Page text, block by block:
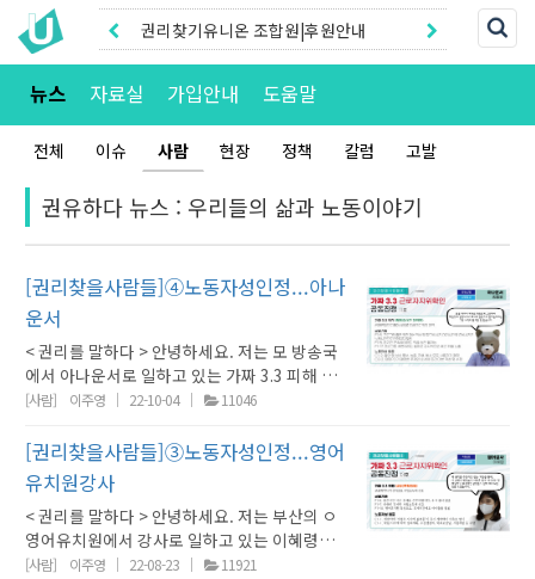
권리찾기유니온 조합원|후원안내
권리찾기센터 온라인신청|상담톡
뉴스 자료실 가입안내 도움말
전체 이슈 사람 현장 정책 칼럼 고발
권유하다 뉴스 : 우리들의 삶과 노동이야기
[권리찾을사람들]④노동자성인정...아나
운서
< 권리를 말하다 > 안녕하세요. 저는 모 방송국
에서 아나운서로 일하고 있는 가짜 3.3 피해 노
동자입니다. 지역 방송국에서 프리랜서로 아나
커, 라디오 DJ, 그리고 TV 프로그램 MC 등을 맡
아서 일을 했습니다. 제가 일하고 있는 회사는 시
간적으로 보면 정규직 아나운서들은 9to6로 일
을 하고 1시간 일찍 나오면 (1시간) 일찍 퇴근 1
시간 늦게 나오면 (1시간) 늦게 퇴근 이렇게 일을
하고요. 프리랜서들은 맡은 방송 2시간 전 쯤에
[사람] 이주영 22-10-04 11046
[권리찾을사람들]③노동자성인정...영어
유치원강사
< 권리를 말하다 > 안녕하세요. 저는 부산의 ㅇ
영어유치원에서 강사로 일하고 있는 이혜령입니
다. ● 어떤 계기를 통해, 이 일을 하게 되셨나
[사람] 이주영 22-08-23 11921